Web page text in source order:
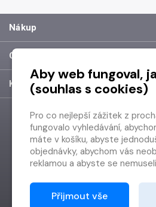
Nákup
O společnosti
Kontakt
Aby web fungoval,
(souhlas s cookies)
Pro co nejlepší zážitek z
fungovalo vyhledávání,
máte v košíku, abyste
objednávky, abychom vás
reklamou a abyste se
Proto od vás potřebujeme
Přijmout vše